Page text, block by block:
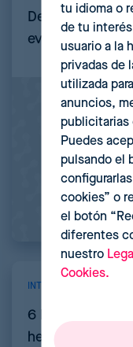
De Rule-Based
evolución del
INTELIGENCIA ARTIFICIAL
6 Errores
herramientas
tu idioma o
de tu
usuario a la
privadas de
utilizada
anuncios,
publicitarias
Puedes
pulsando el
cookies” o
el botón
diferentes
nuestro
Cookies.